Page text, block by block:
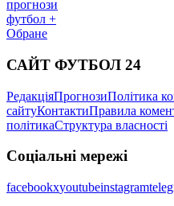
прогнози
футбол +
Обране
САЙТ ФУТБОЛ 24
РедакціяПрогнозиПолітика
сайтуКонтактиПравила
політикаСтруктура власності
Соціальні мережі
facebookxyoutubeinstagram